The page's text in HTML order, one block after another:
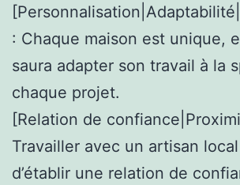
: Chaque maison est unique,
saura adapter son travail à la
chaque projet.
[Relation de
Travailler avec un artisan
d’établir une relation de